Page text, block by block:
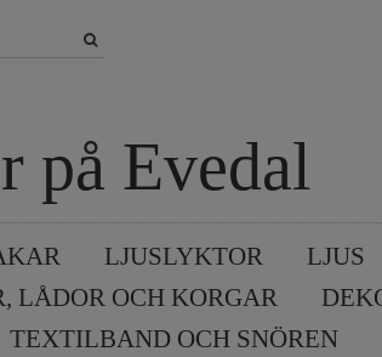
på Evedal
LJUSLYKTOR LJUS
LÅDOR OCH KORGAR
TEXTILBAND OCH SNÖREN